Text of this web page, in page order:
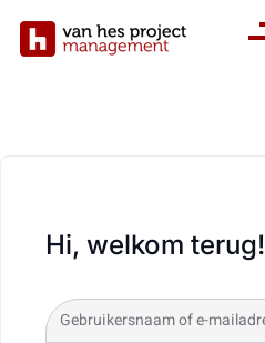
Hi, welkom terug!